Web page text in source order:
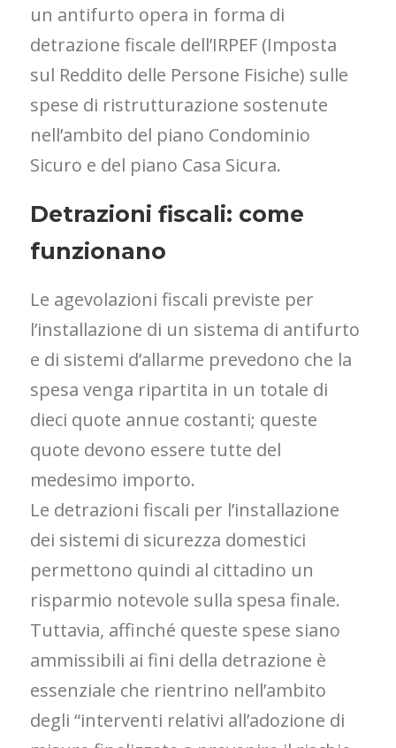
un antifurto opera in forma di
detrazione fiscale dell’IRPEF (Imposta
sul Reddito delle Persone Fisiche) sulle
spese di ristrutturazione sostenute
nell’ambito del piano Condominio
Sicuro e del piano Casa Sicura.
Detrazioni fiscali: come
funzionano
Le agevolazioni fiscali previste per
l’installazione di un sistema di antifurto
e di sistemi d’allarme prevedono che la
spesa venga ripartita in un totale di
dieci quote annue costanti; queste
quote devono essere tutte del
medesimo importo.
Le detrazioni fiscali per l’installazione
dei sistemi di sicurezza domestici
permettono quindi al cittadino un
risparmio notevole sulla spesa finale.
Tuttavia, affinché queste spese siano
ammissibili ai fini della detrazione è
essenziale che rientrino nell’ambito
degli “interventi relativi all’adozione di